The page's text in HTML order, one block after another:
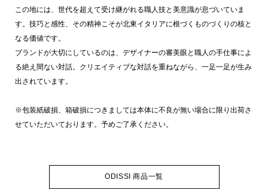
この地には、世代を超えて受け継がれる職人技と美意識が息づいていま
す。技巧と感性、その精神こそが北東イタリアに根づくものづくりの核と
なる価値です。
ブランドが大切にしているのは、デザイナーの審美眼と職人の手仕事によ
る絶え間ない対話。クリエイティブな対話を重ねながら、一足一足が生み
出されています。
※包装紙破損、箱破損につきましては本体に不良が無い場合に限り出荷さ
せていただいております。予めご了承ください。
ODISSI 商品一覧